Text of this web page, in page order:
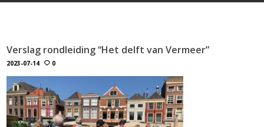
Verslag rondleiding “Het delft van Vermeer”
2023-07-14 0